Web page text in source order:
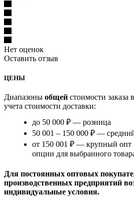
Нет оценок
Оставить отзыв
ЦЕНЫ
Диапазоны общей стоимости заказа
учета стоимости доставки:
до 50 000 ₽ — розница
50 001 – 150 000 ₽ —
от 150 001 ₽ — крупный опт
опции для выбранного
Для постоянных оптовых
производственных предприятий
индивидуальные условия.